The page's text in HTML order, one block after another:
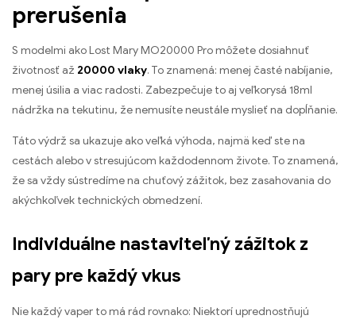
prerušenia
S modelmi ako Lost Mary MO20000 Pro môžete dosiahnuť
životnosť až 20000 vlaky. To znamená: menej časté nabíjanie,
menej úsilia a viac radosti. Zabezpečuje to aj veľkorysá 18ml
nádržka na tekutinu, že nemusíte neustále myslieť na dopĺňanie.
Táto výdrž sa ukazuje ako veľká výhoda, najmä keď ste na
cestách alebo v stresujúcom každodennom živote. To znamená,
že sa vždy sústredíme na chuťový zážitok, bez zasahovania do
akýchkoľvek technických obmedzení.
Individuálne nastaviteľný zážitok z
pary pre každý vkus
Nie každý vaper to má rád rovnako: Niektorí uprednostňujú